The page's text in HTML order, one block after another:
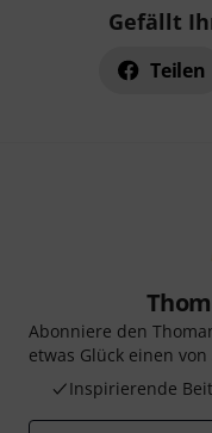
Gefällt
Teilen
Abonniere den
etwas Glück einen von
Inspirierende